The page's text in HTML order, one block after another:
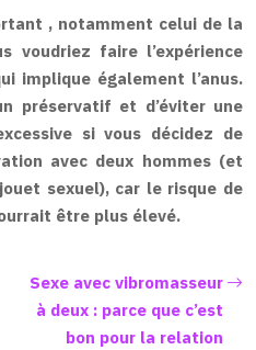
, notamment celui de la
voudriez faire l’expérience
implique également l’anus.
préservatif et d’éviter une
si vous décidez de
avec deux hommes (et
sexuel), car le risque de
être plus élevé.
Sexe avec vibromasseur
à deux : parce que c’est
bon pour la relation